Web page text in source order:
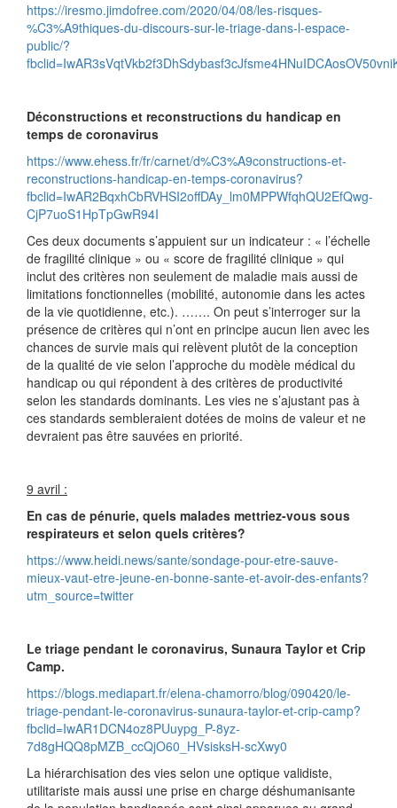
https://iresmo.jimdofree.com/2020/04/08/les-risques-
%C3%A9thiques-du-discours-sur-le-triage-dans-l-espace-
public/?
Déconstructions et reconstructions du handicap en
temps de coronavirus
https://www.ehess.fr/fr/carnet/d%C3%A9constructions-et-
reconstructions-handicap-en-temps-coronavirus?
fbclid=IwAR2BqxhCbRVHSI2offDAy_lm0MPPWfqhQU2EfQwg-
CjP7uoS1HpTpGwR94I
Ces deux documents s’appuient sur un indicateur : « l’échelle
de fragilité clinique » ou « score de fragilité clinique » qui
inclut des critères non seulement de maladie mais aussi de
limitations fonctionnelles (mobilité, autonomie dans les actes
de la vie quotidienne, etc.). ……. On peut s’interroger sur la
présence de critères qui n’ont en principe aucun lien avec les
chances de survie mais qui relèvent plutôt de la conception
de la qualité de vie selon l’approche du modèle médical du
handicap ou qui répondent à des critères de productivité
selon les standards dominants. Les vies ne s’ajustant pas à
ces standards sembleraient dotées de moins de valeur et ne
devraient pas être sauvées en priorité.
9 avril :
En cas de pénurie, quels malades mettriez-vous sous
respirateurs et selon quels critères?
https://www.heidi.news/sante/sondage-pour-etre-sauve-
mieux-vaut-etre-jeune-en-bonne-sante-et-avoir-des-enfants?
utm_source=twitter
Le triage pendant le coronavirus, Sunaura Taylor et Crip
Camp.
https://blogs.mediapart.fr/elena-chamorro/blog/090420/le-
triage-pendant-le-coronavirus-sunaura-taylor-et-crip-camp?
fbclid=IwAR1DCN4oz8PUuypg_P-8yz-
7d8gHQQ8pMZB_ccQjO60_HVsisksH-scXwy0
La hiérarchisation des vies selon une optique validiste,
utilitariste mais aussi une prise en charge déshumanisante